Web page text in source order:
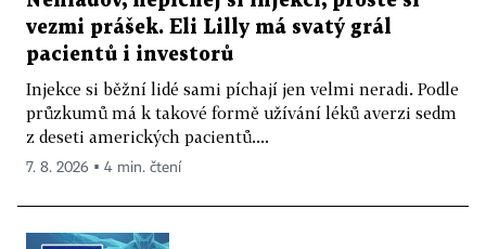
vezmi prášek. Eli Lilly má svatý grál
pacientů i investorů
Injekce si běžní lidé sami píchají jen velmi neradi. Podle
průzkumů má k takové formě užívání léků averzi sedm
z deseti amerických pacientů....
7. 8. 2026 ▪ 4 min. čtení